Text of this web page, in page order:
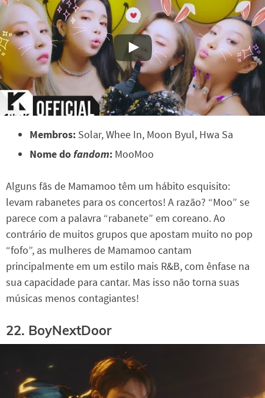
Membros: Solar, Whee In, Moon Byul, Hwa Sa
Nome dofandom: MooMoo
Alguns fãs de Mamamoo têm um hábito esquisito:
levam rabanetes para os concertos! A razão? “Moo” se
parece com a palavra “rabanete” em coreano. Ao
contrário de muitos grupos que apostam muito no pop
“fofo”, as mulheres de Mamamoo cantam
principalmente em um estilo mais R&B, com ênfase na
sua capacidade para cantar. Mas isso não torna suas
músicas menos contagiantes!
22. BoyNextDoor